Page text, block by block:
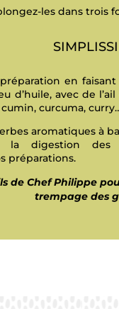
les dans trois
en
d’huile, avec de
curcuma,
aromatiques à
la digestion des
préparations.
de Chef Philippe
trempage des